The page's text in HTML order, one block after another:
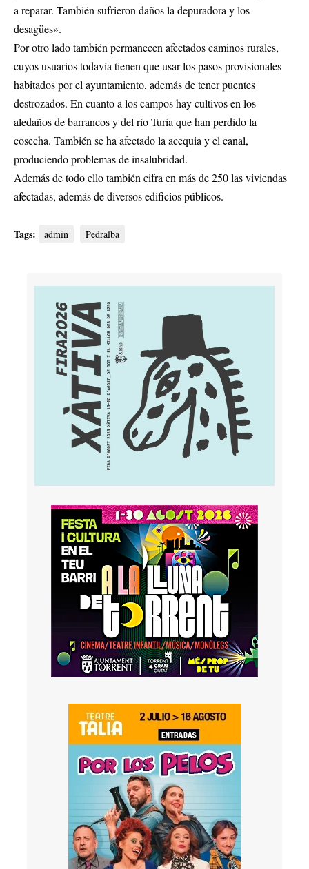
a reparar. También sufrieron daños la depuradora y los
desagües».
Por otro lado también permanecen afectados caminos rurales,
cuyos usuarios todavía tienen que usar los pasos provisionales
habitados por el ayuntamiento, además de tener puentes
destrozados. En cuanto a los campos hay cultivos en los
aledaños de barrancos y del río Turia que han perdido la
cosecha. También se ha afectado la acequia y el canal,
produciendo problemas de insalubridad.
Además de todo ello también cifra en más de 250 las viviendas
afectadas, además de diversos edificios públicos.
Tags: admin Pedralba